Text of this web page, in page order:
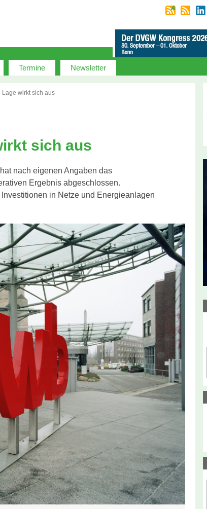
Termine Newsletter
wirkt sich aus
sich aus
nach eigenen Angaben das
Ergebnis abgeschlossen.
in Netze und Energieanlagen